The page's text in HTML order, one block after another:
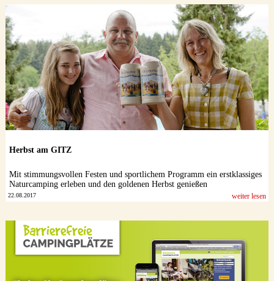
Herbst am GITZ
Mit stimmungsvollen Festen und sportlichem Programm ein erstklassiges
Naturcamping erleben und den goldenen Herbst genießen
22.08.2017 weiter lesen